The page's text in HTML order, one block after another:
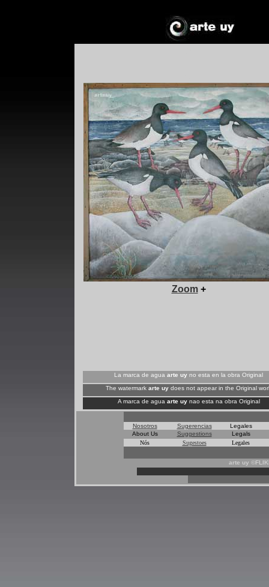
Zoom+
La marca de agua arte uy no esta en la obra Original
The watermark arte uy does not appear in the Original
A marca de agua arte uynao esta na obra Original
Nosotros Sugerencias
Legales
About Us
Suggestions
Legals
Nós
Sugestoes Legales
arte uy